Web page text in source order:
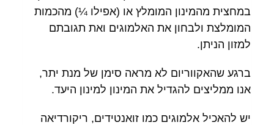
במחצית מהמינון המומלץ או (אפילו ¼) מהכמות
המומלצת ולבחון את האלמוגים ואת תגובתם
למזון הניתן.
ברגע שהאקווריום לא מראה סימן של מנת יתר,
אנו ממליצים להגדיל את המינון למינון היעד.
יש להאכיל אלמוגים כמו זואנטידים, ריקורדיאה